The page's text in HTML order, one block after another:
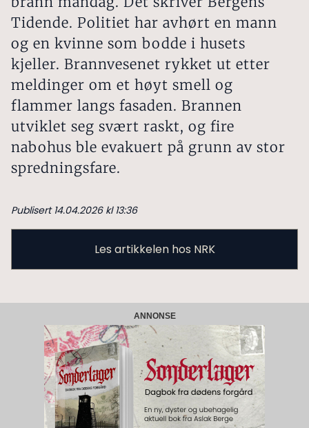
Tidende. Politiet har avhørt en mann
og en kvinne som bodde i husets
kjeller. Brannvesenet rykket ut etter
meldinger om et høyt smell og
flammer langs fasaden. Brannen
utviklet seg svært raskt, og fire
nabohus ble evakuert på grunn av stor
spredningsfare.
Publisert 14.04.2026 kl 13:36
Les artikkelen hos NRK
ANNONSE